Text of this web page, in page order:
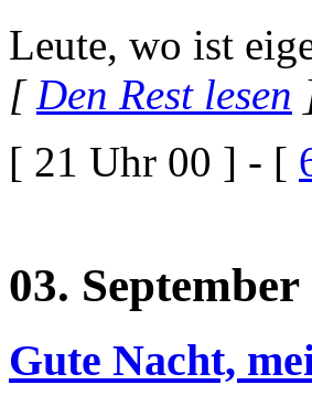
Leute, wo ist
[Den Rest lesen
[ 21 Uhr 00 ] - [
03. September
Gute Nacht,